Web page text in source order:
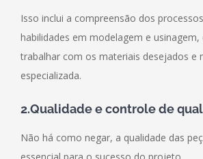
Isso inclui a compreensão dos
habilidades em modelagem e usinagem,
trabalhar com os materiais desejados e
especializada.
2.Qualidade e controle de
Não há como negar, a qualidade das